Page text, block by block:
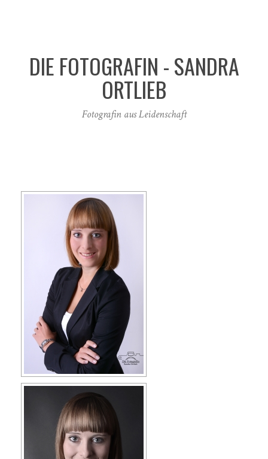
DIE FOTOGRAFIN - SANDRA
ORTLIEB
Fotografin aus Leidenschaft